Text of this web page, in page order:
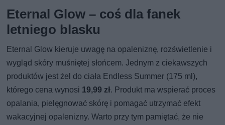
Eternal Glow – coś dla fanek
letniego blasku
Eternal Glow kieruje uwagę na opaleniznę, rozświetlenie i
wygląd skóry muśniętej słońcem. Jednym z ciekawszych
produktów jest żel do ciała Endless Summer (175 ml),
którego cena wynosi 19,99 zł. Produkt ma wspierać proces
opalania, pielęgnować skórę i pomagać utrzymać efekt
wakacyjnej opalenizny. Warto przy tym pamiętać, że nie